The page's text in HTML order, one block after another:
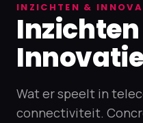
INZICHTEN &
Wat er speelt in
connectiviteit.